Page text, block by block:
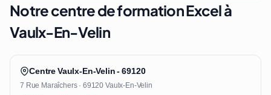
Notre centre de formation Excel à
Vaulx-En-Velin
Centre Vaulx-En-Velin - 69120
7 Rue Maraîchers · 69120 Vaulx-En-Velin